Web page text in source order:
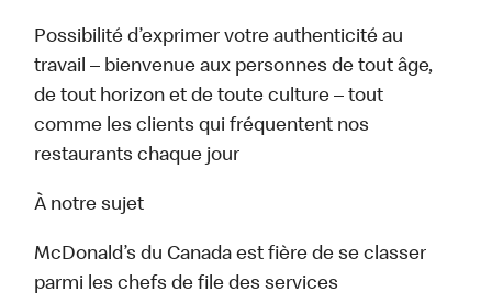
Possibilité d’exprimer votre authenticité au
travail – bienvenue aux personnes de tout âge,
de tout horizon et de toute culture – tout
comme les clients qui fréquentent nos
restaurants chaque jour
À notre sujet
McDonald’s du Canada est fière de se classer
parmi les chefs de file des services